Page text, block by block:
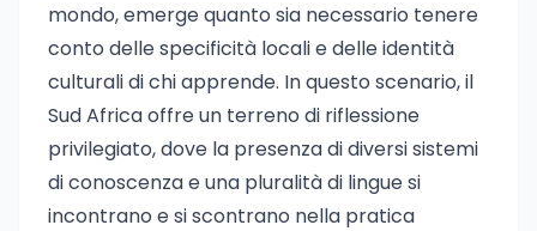
mondo, emerge quanto sia necessario tenere
conto delle specificità locali e delle identità
culturali di chi apprende. In questo scenario, il
Sud Africa offre un terreno di riflessione
privilegiato, dove la presenza di diversi sistemi
di conoscenza e una pluralità di lingue si
incontrano e si scontrano nella pratica